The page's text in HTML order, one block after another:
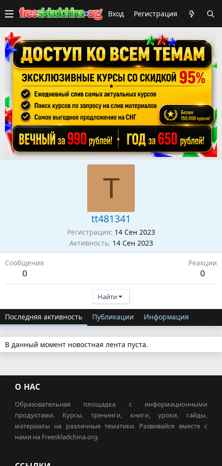
Вход Регистрация
T
tt481341
Регистрация 14 Сен 2023
Активность 14 Сен 2023
Сообщения
0
Реакции
0
Найти
Последняя активность Публикации Информация
В данный момент новостная лента пуста.
О НАС
Образовательная площадка с информационными
продуктами. Курсы, тренинги, книги, уроки, гайды,
материалы на различные тематики. Развивайся вместе с
нами на Freeskladchina.org.